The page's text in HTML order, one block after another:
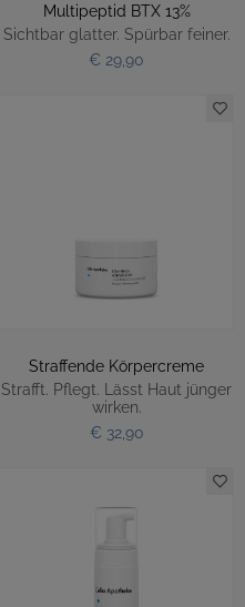
Multipeptid BTX 13%
Sichtbar glatter. Spürbar feiner.
€ 29,90
Straffende Körpercreme
Strafft. Pflegt. Lässt Haut jünger
wirken.
€ 32,90